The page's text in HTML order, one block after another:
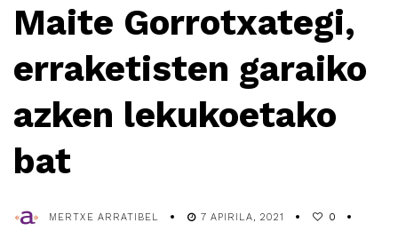
Maite Gorrotxategi,
erraketisten garaiko
azken lekukoetako
bat
MERTXE ARRATIBEL 7 APIRILA, 2021 0